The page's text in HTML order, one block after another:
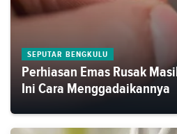
SEPUTAR BENGKULU
Perhiasan Emas Rusak
Ini Cara Menggadaikannya